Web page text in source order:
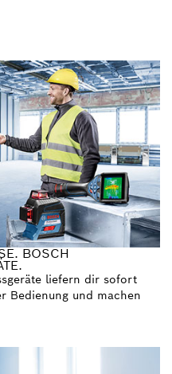
BOSCH
liefern dir sofort
Bedienung und machen